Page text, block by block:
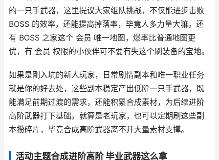
的一只手武器，这里提议大家组队挑战，不仅能进步击败
BOSS 的效率，还能提高掉落率，毕竟人多力量大嘛。还
有 BOSS 之家这个 会员 唯一地图，爆率比普通地图更
优，有 会员 权限的小伙伴可不要有失这个刷装备的宝地。
如果是刚入坑的新人玩家，日常剧情副本和唯一职业任务
就是你的好去处，这些副本稳定产出低阶一只手武器，既
能满足前期过渡的需求，还能积累合成素材，为后续进阶
高阶武器打下基础。就算是老玩家，也可以定期刷这些副
本攒碎片，毕竟合成高阶武器离不开大量素材支撑。
活动主题合成进阶高阶 毕业武器这么拿